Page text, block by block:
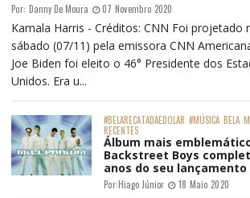
Por: Danny De Moura 07 Novembro 2020
Kamala Harris - Créditos: CNN Foi projetado
sábado (07/11) pela emissora CNN
Joe Biden foi eleito o 46° Presidente dos
Unidos. Era u...
#BELARECATADAEDOLAR #MÚSICA BELA
RECENTES
Álbum mais
Backstreet Boys
anos do seu lançamento
Por:Hiago Júnior 18 Maio 2020